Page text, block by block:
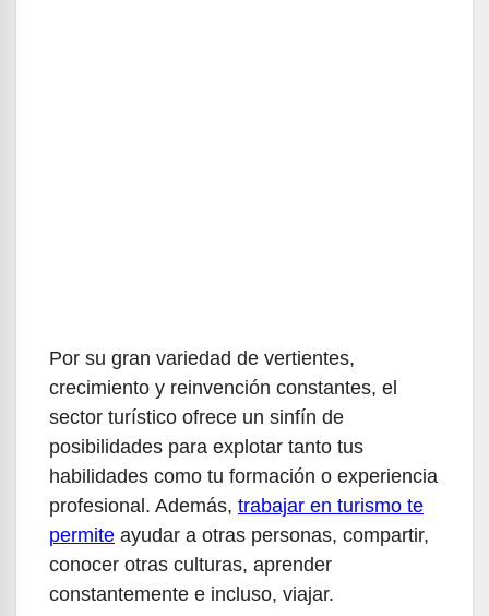
Por su gran variedad de vertientes,
crecimiento y reinvención constantes, el
sector turístico ofrece un sinfín de
posibilidades para explotar tanto tus
habilidades como tu formación o experiencia
profesional. Además, trabajar en turismo te
permite ayudar a otras personas, compartir,
conocer otras culturas, aprender
constantemente e incluso, viajar.